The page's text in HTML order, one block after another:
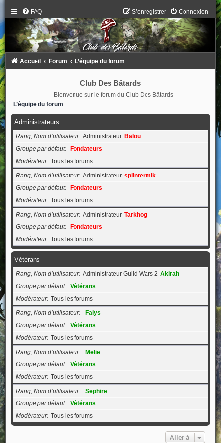
FAQ Connexion
S’enregistrer
Accueil Forum L’équipe du forum
Club Des Bâtards
Bienvenue sur le forum du Club Des Bâtards
L’équipe du forum
Administrateurs
Rang, Nom d’utilisateur Administrateur Balou
Groupe par défaut
Fondateurs
Modérateur Tous les forums
Rang, Nom d’utilisateur Administrateur splintermik
Groupe par défaut
Fondateurs
Modérateur Tous les forums
Rang, Nom d’utilisateur Administrateur Tarkhog
Groupe par défaut
Fondateurs
Modérateur Tous les forums
Vétérans
Rang, Nom d’utilisateur Administrateur Guild Wars 2 Akirah
Groupe par défaut
Vétérans
Modérateur Tous les forums
Rang, Nom d’utilisateur
Falys
Groupe par défaut
Vétérans
Modérateur Tous les forums
Rang, Nom d’utilisateur
Melie
Groupe par défaut
Vétérans
Modérateur Tous les forums
Rang, Nom d’utilisateur
Sephire
Groupe par défaut
Vétérans
Modérateur Tous les forums
Aller à